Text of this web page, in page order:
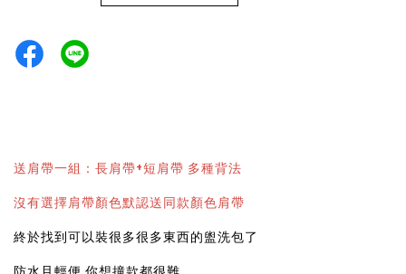
送肩帶一組：長肩帶+短肩帶 多種背法
沒有選擇肩帶顏色默認送同款顏色肩帶
終於找到可以裝很多很多東西的盥洗包了
防水且輕便 你想撞款都很難